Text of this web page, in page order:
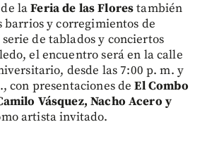
de laFeria de las Florestambién
y corregimientos de
de tablados y conciertos
el encuentro será en la calle
desde las 7:00 p. m. y
con presentaciones deEl Combo
Vásquez, Nacho Acero y
artista invitado.